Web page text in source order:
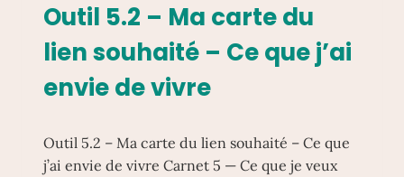
À
OFFRIR,
POSER,
DONNER
Outil 5.2 – Ma carte du
lien souhaité – Ce que j’ai
envie de vivre
Outil 5.2 – Ma carte du lien souhaité – Ce que
j’ai envie de vivre Carnet 5 — Ce que je veux